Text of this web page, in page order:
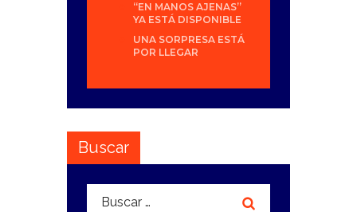
“EN MANOS AJENAS”
YA ESTÁ DISPONIBLE
UNA SORPRESA ESTÁ
POR LLEGAR
Buscar
Buscar: